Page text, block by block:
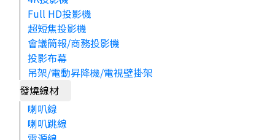
Full HD投影機
超短焦投影機
會議簡報/商務投影機
投影布幕
吊架/電動昇降機/電視壁掛架
發燒線材
喇叭線
喇叭跳線